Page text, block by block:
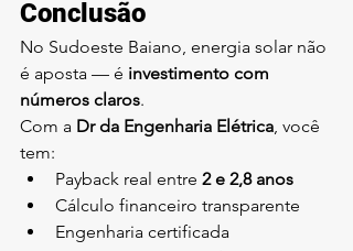
Conclusão
No Sudoeste Baiano, energia solar não
é aposta — é investimento com
números claros.
Com a Dr da Engenharia Elétrica, você
tem:
Payback real entre 2 e 2,8 anos
Cálculo financeiro transparente
Engenharia certificada